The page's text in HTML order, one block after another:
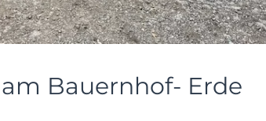
am Bauernhof- Erde